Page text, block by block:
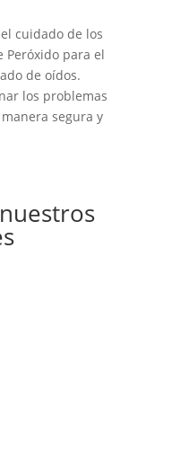
cuidado de los
Peróxido para el
de oídos.
los problemas
segura y